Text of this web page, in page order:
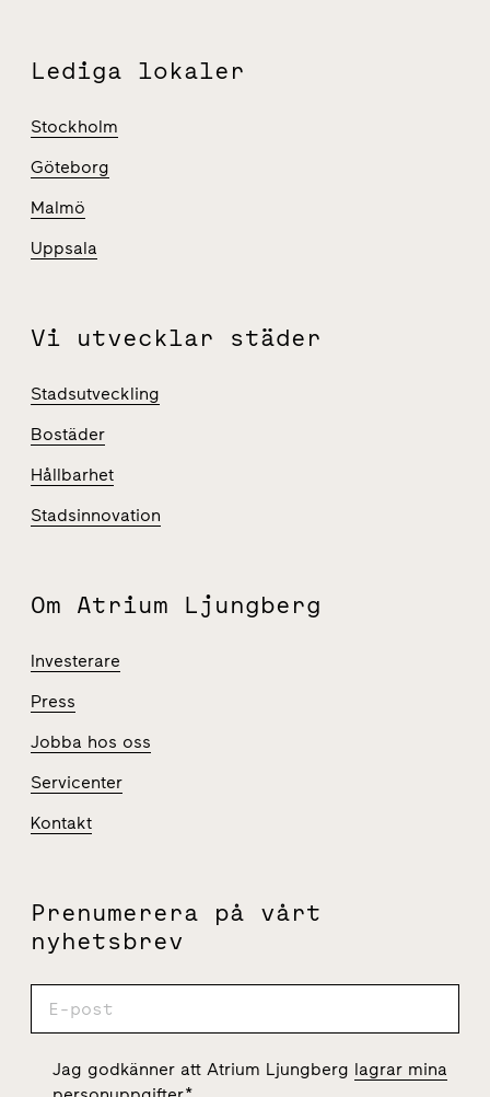
Lediga lokaler
Stockholm
Göteborg
Malmö
Uppsala
Vi utvecklar städer
Stadsutveckling
Bostäder
Hållbarhet
Stadsinnovation
Om Atrium Ljungberg
Investerare
Press
Jobba hos oss
Servicenter
Kontakt
Prenumerera på vårt
nyhetsbrev
Jag godkänner att Atrium Ljungberg lagrar mina